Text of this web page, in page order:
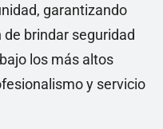
garantizando
brindar seguridad
los más altos
y servicio